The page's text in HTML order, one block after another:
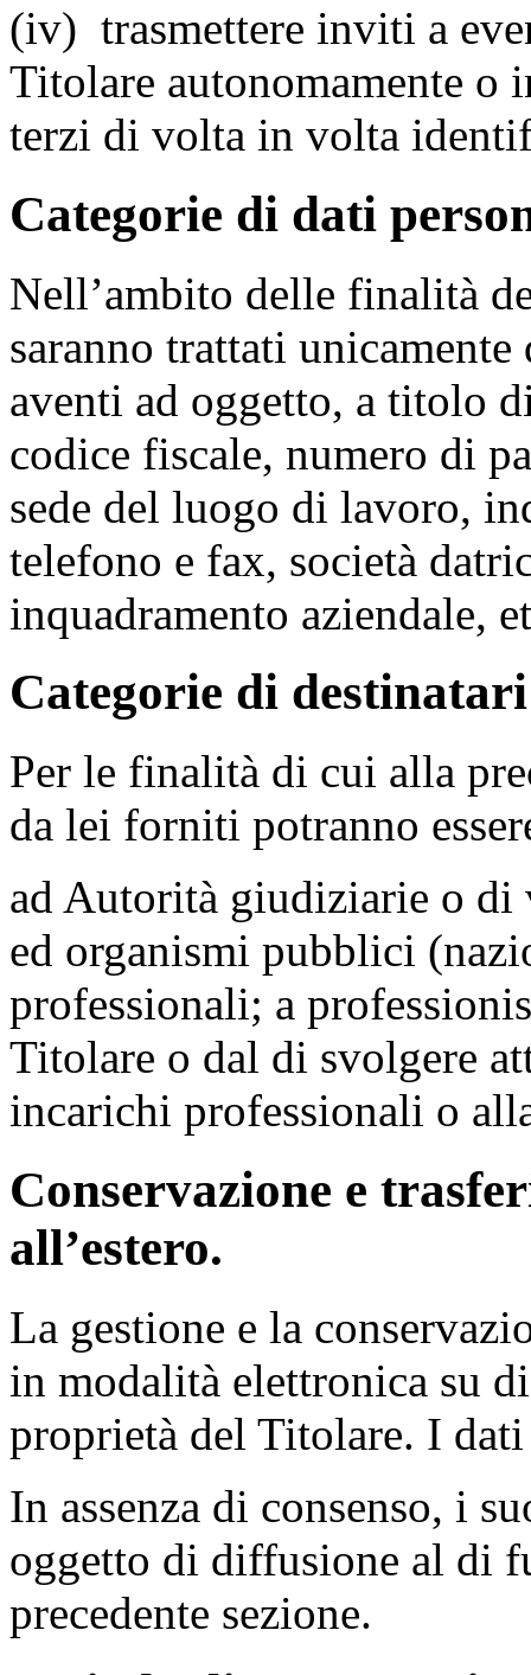
(iv) trasmettere inviti a
Titolare autonomamente o
terzi di volta in volta
Categorie di dati
Nell’ambito delle finalità
saranno trattati
aventi ad oggetto, a titolo
codice fiscale, numero di
sede del luogo di lavoro,
telefono e fax, società
inquadramento aziendale,
Categorie di
Per le finalità di cui alla
da lei forniti potranno
ad Autorità giudiziarie o
ed organismi pubblici
professionali; a
Titolare o dal di svolgere
incarichi professionali o
Conservazione e
all’estero.
La gestione e la
in modalità elettronica su
proprietà del Titolare. I
In assenza di consenso, i
oggetto di diffusione al di
precedente sezione.